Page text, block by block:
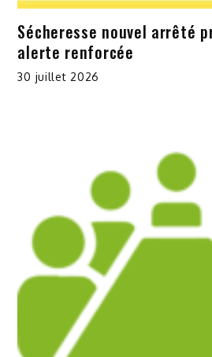
Sécheresse nouvel arrêté
alerte renforcée
30 juillet 2026